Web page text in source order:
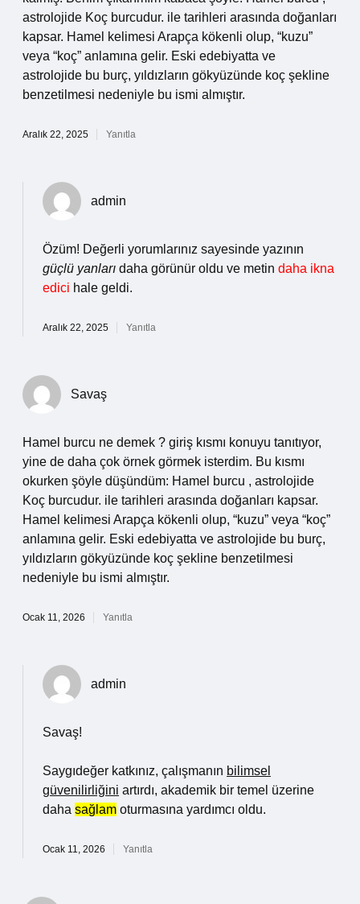
astrolojide Koç burcudur. ile tarihleri arasında doğanları
kapsar. Hamel kelimesi Arapça kökenli olup, “kuzu”
veya “koç” anlamına gelir. Eski edebiyatta ve
astrolojide bu burç, yıldızların gökyüzünde koç şekline
benzetilmesi nedeniyle bu ismi almıştır.
Aralık 22, 2025 Yanıtla
admin
Özüm! Değerli yorumlarınız sayesinde yazının
güçlü yanları daha görünür oldu ve metin daha ikna
edici hale geldi.
Aralık 22, 2025 Yanıtla
Savaş
Hamel burcu ne demek ? giriş kısmı konuyu tanıtıyor,
yine de daha çok örnek görmek isterdim. Bu kısmı
okurken şöyle düşündüm: Hamel burcu , astrolojide
Koç burcudur. ile tarihleri arasında doğanları kapsar.
Hamel kelimesi Arapça kökenli olup, “kuzu” veya “koç”
anlamına gelir. Eski edebiyatta ve astrolojide bu burç,
yıldızların gökyüzünde koç şekline benzetilmesi
nedeniyle bu ismi almıştır.
Ocak 11, 2026 Yanıtla
admin
Savaş!
Saygıdeğer katkınız, çalışmanın bilimsel
güvenilirliğini artırdı, akademik bir temel üzerine
daha sağlam oturmasına yardımcı oldu.
Ocak 11, 2026 Yanıtla